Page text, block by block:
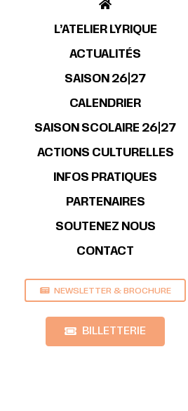
L’ATELIER LYRIQUE
ACTUALITÉS
SAISON 26|27
CALENDRIER
SAISON SCOLAIRE 26|27
ACTIONS CULTURELLES
INFOS PRATIQUES
PARTENAIRES
SOUTENEZ NOUS
CONTACT
NEWSLETTER & BROCHURE
BILLETTERIE